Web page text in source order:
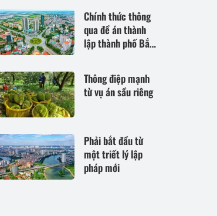
cảnh thay đổi cơ
bản theo Điều 420
Bộ luật Dân sự
năm 2015
Chính thức thông
qua đề án thành
lập thành phố Bắc
Thông điệp mạnh
từ vụ án sầu riêng
Phải bắt đầu từ
một triết lý lập
pháp mới